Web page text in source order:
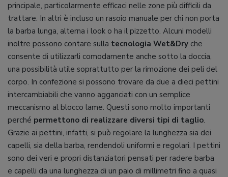
principale, particolarmente efficaci nelle zone più difficili da
trattare. In altri è incluso un rasoio manuale per chi non porta
la barba lunga, alterna i look o ha il pizzetto. Alcuni modelli
inoltre possono contare sulla tecnologia Wet&Dry che
consente di utilizzarli comodamente anche sotto la doccia,
una possibilità utile soprattutto per la rimozione dei peli del
corpo. In confezione si possono trovare da due a dieci pettini
intercambiabili che vanno agganciati con un semplice
meccanismo al blocco lame. Questi sono molto importanti
perché permettono di realizzare diversi tipi di taglio.
Grazie ai pettini, infatti, si può regolare la lunghezza sia dei
capelli, sia della barba, rendendoli uniformi e regolari. I pettini
sono dei veri e propri distanziatori pensati per radere barba
e capelli da una lunghezza di un paio di millimetri fino a quasi